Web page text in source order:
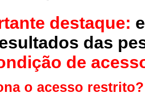
destaque:
das
de
o acesso restrito?